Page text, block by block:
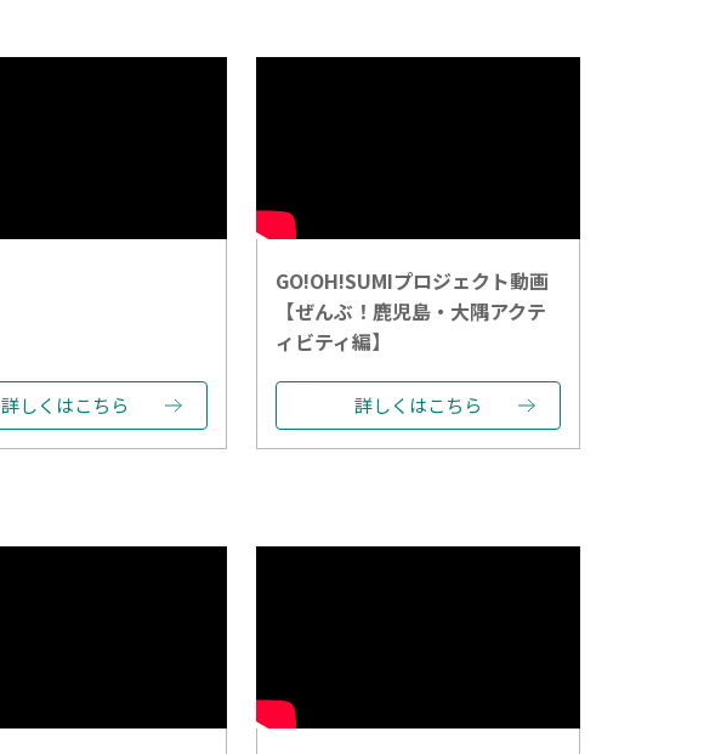
詳しくはこちら
GO!OH!SUMIプロジェクト動画
【ぜんぶ！鹿児島・大隅アクテ
ィビティ編】
詳しくはこちら